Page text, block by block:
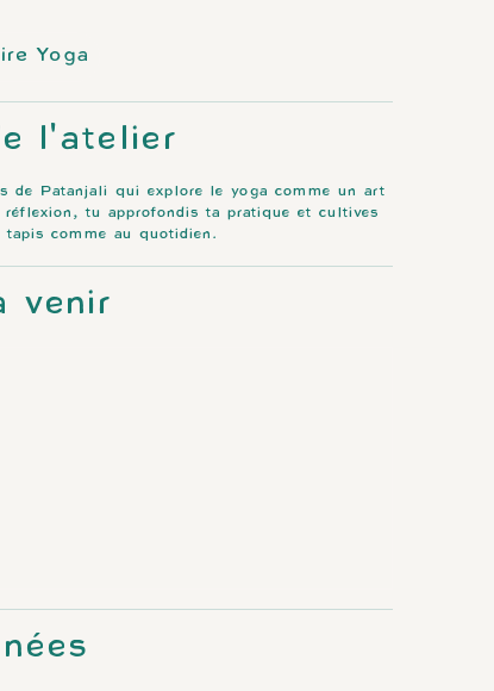
Yoga
l'atelier
de Patanjali qui explore le yoga comme un art
tu approfondis ta pratique et cultives
tapis comme au quotidien.
venir